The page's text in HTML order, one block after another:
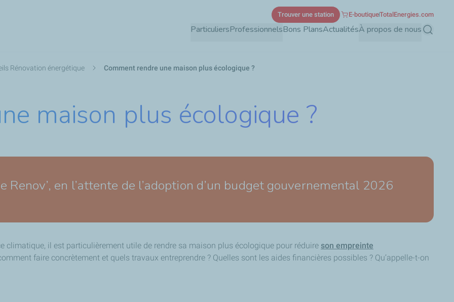
ParticuliersProfessionnelsBons PlansActualitésÀ propos de nous
Trouver une station E-boutiqueTotalEnergies.com
Rénovation énergétique Comment rendre une maison plus écologique ?
maison plus écologique ?
en l’attente de l’adoption d’un budget gouvernemental 2026
climatique, il est particulièrement utile de rendre sa maison plus écologique pour réduire son empreinte
faire concrètement et quels travaux entreprendre ? Quelles sont les aides financières possibles ? Qu’appelle-t-on